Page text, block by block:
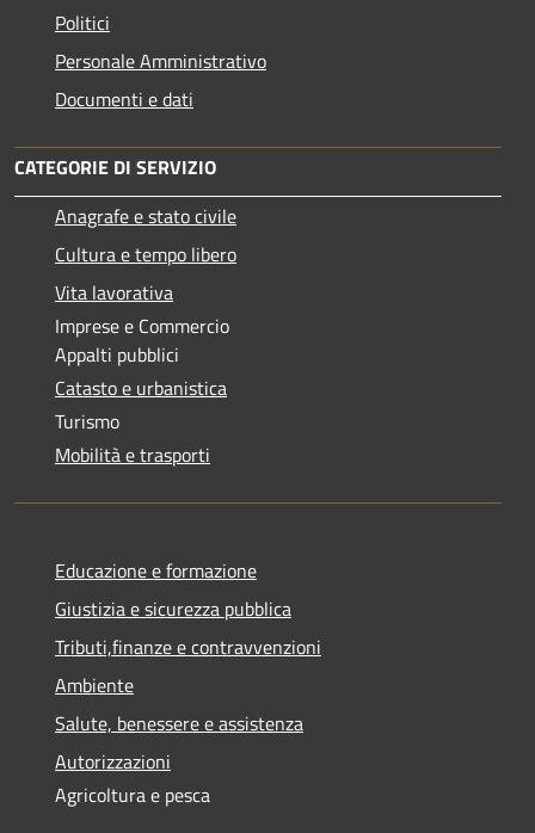
Politici
Personale Amministrativo
Documenti e dati
CATEGORIE DI SERVIZIO
Anagrafe e stato civile
Cultura e tempo libero
Vita lavorativa
Imprese e Commercio
Appalti pubblici
Catasto e urbanistica
Turismo
Mobilità e trasporti
Educazione e formazione
Giustizia e sicurezza pubblica
Tributi,finanze e contravvenzioni
Ambiente
Salute, benessere e assistenza
Autorizzazioni
Agricoltura e pesca